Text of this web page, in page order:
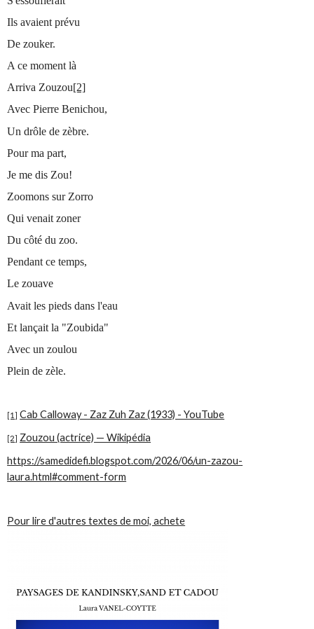
Ils avaient prévu
De zouker.
A ce moment là
Arriva Zouzou[2]
Avec Pierre Benichou,
Un drôle de zèbre.
Pour ma part,
Je me dis Zou!
Zoomons sur Zorro
Qui venait zoner
Du côté du zoo.
Pendant ce temps,
Le zouave
Avait les pieds dans l'eau
Et lançait la "Zoubida"
Avec un zoulou
Plein de zèle.
[1] Cab Calloway - Zaz Zuh Zaz (1933) - YouTube
[2]
Zouzou (actrice) — Wikipédia
https://samedidefi.blogspot.com/2026/06/un-zazou-
laura.html#comment-form
Pour lire d'autres textes de moi, achete